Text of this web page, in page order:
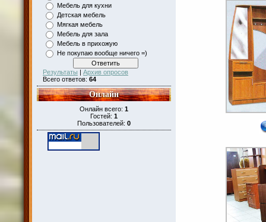
Мебель для кухни
Детская мебель
Мягкая мебель
Мебель для зала
Мебель в прихожую
Не покупаю вообще ничего =)
Результаты | Архив опросов
Всего ответов: 64
Онлайн
Онлайн всего: 1
Гостей: 1
Пользователей: 0